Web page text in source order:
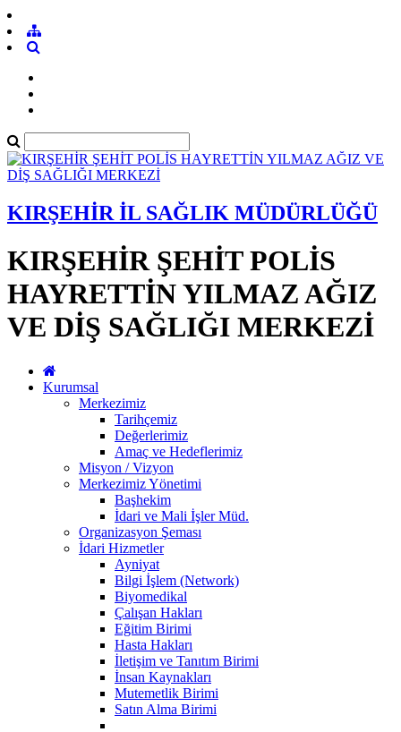
KIRŞEHİR İL SAĞLIK MÜDÜRLÜĞÜ
KIRŞEHİR ŞEHİT POLİS
HAYRETTİN YILMAZ AĞIZ
VE DİŞ SAĞLIĞI MERKEZİ
Kurumsal
Merkezimiz
Tarihçemiz
Değerlerimiz
Amaç ve Hedeflerimiz
Misyon / Vizyon
Merkezimiz Yönetimi
Başhekim
İdari ve Mali İşler Müd.
Organizasyon Şeması
İdari Hizmetler
Ayniyat
Bilgi İşlem (Network)
Biyomedikal
Çalışan Hakları
Eğitim Birimi
Hasta Hakları
İletişim ve Tanıtım Birimi
İnsan Kaynakları
Mutemetlik Birimi
Satın Alma Birimi